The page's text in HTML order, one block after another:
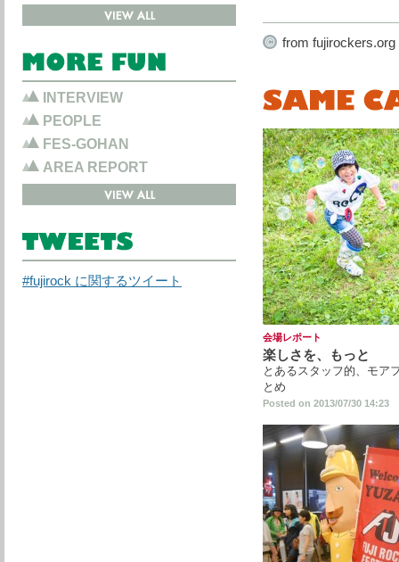
from fujirockers.org
会場レポート
楽しさを、もっと
とあるスタッフ的、モア
とめ
Posted on 2013/07/30 14:23
INTERVIEW
PEOPLE
FES-GOHAN
AREA REPORT
#fujirock に関するツイート